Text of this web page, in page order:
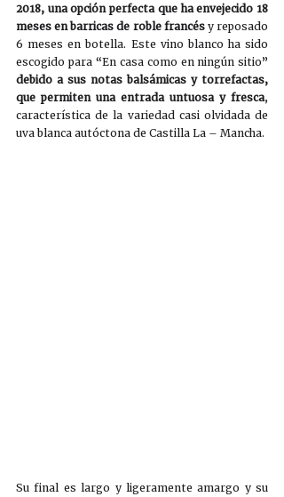
2018, una opción perfecta que ha envejecido 18
meses en barricas de roble francés y reposado
6 meses en botella. Este vino blanco ha sido
debido a sus notas balsámicas y torrefactas,
que permiten una entrada untuosa y fresca,
característica de la variedad casi olvidada de
uva blanca autóctona de Castilla La – Mancha.
Su final es largo y ligeramente amargo y su